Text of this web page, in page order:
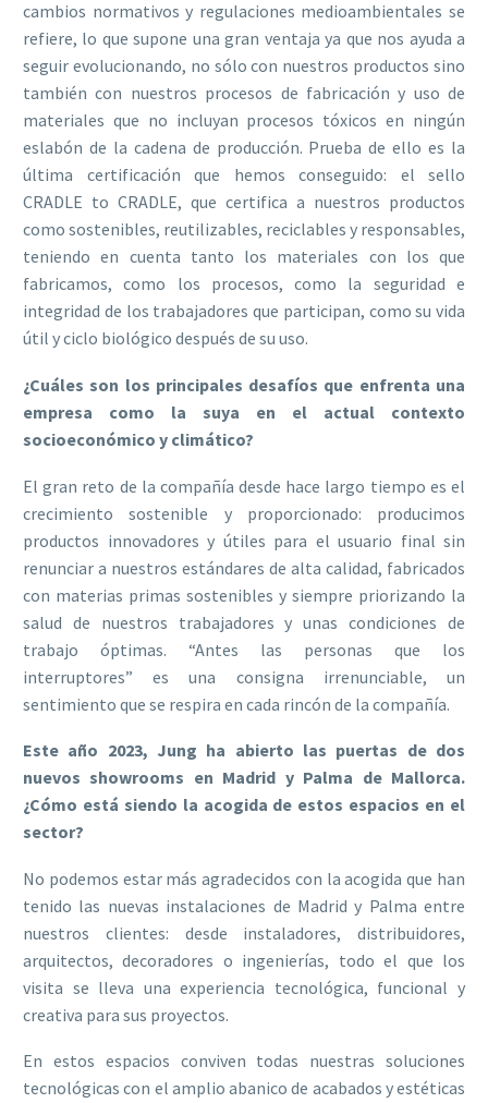
cambios normativos y regulaciones medioambientales se
refiere, lo que supone una gran ventaja ya que nos ayuda a
seguir evolucionando, no sólo con nuestros productos sino
también con nuestros procesos de fabricación y uso de
materiales que no incluyan procesos tóxicos en ningún
eslabón de la cadena de producción. Prueba de ello es la
última certificación que hemos conseguido: el sello
CRADLE to CRADLE, que certifica a nuestros productos
como sostenibles, reutilizables, reciclables y responsables,
teniendo en cuenta tanto los materiales con los que
fabricamos, como los procesos, como la seguridad e
integridad de los trabajadores que participan, como su vida
útil y ciclo biológico después de su uso.
¿Cuáles son los principales desafíos que enfrenta una
empresa como la suya en el actual contexto
socioeconómico y climático?
El gran reto de la compañía desde hace largo tiempo es el
crecimiento sostenible y proporcionado: producimos
productos innovadores y útiles para el usuario final sin
renunciar a nuestros estándares de alta calidad, fabricados
con materias primas sostenibles y siempre priorizando la
salud de nuestros trabajadores y unas condiciones de
trabajo óptimas. “Antes las personas que los
interruptores” es una consigna irrenunciable, un
sentimiento que se respira en cada rincón de la compañía.
Este año 2023, Jung ha abierto las puertas de dos
nuevos showrooms en Madrid y Palma de Mallorca.
¿Cómo está siendo la acogida de estos espacios en el
sector?
No podemos estar más agradecidos con la acogida que han
tenido las nuevas instalaciones de Madrid y Palma entre
nuestros clientes: desde instaladores, distribuidores,
arquitectos, decoradores o ingenierías, todo el que los
visita se lleva una experiencia tecnológica, funcional y
creativa para sus proyectos.
En estos espacios conviven todas nuestras soluciones
tecnológicas con el amplio abanico de acabados y estéticas